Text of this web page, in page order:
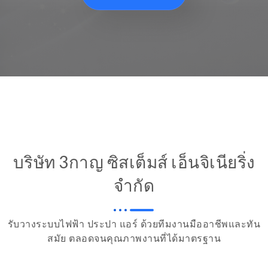
บริษัท 3กาญ ซิสเต็มส์ เอ็นจิเนียริ่ง
จำกัด
รับวางระบบไฟฟ้า ประปา แอร์ ด้วยทีมงานมืออาชีพและทัน
สมัย ตลอดจนคุณภาพงานที่ได้มาตรฐาน